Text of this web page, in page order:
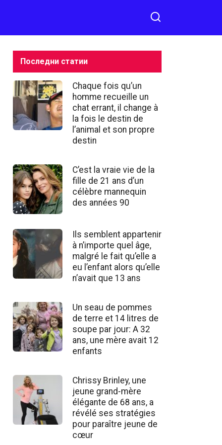
Последни статии
Chaque fois qu’un
homme recueille un
chat errant, il change à
la fois le destin de
l’animal et son propre
destin
C’est la vraie vie de la
fille de 21 ans d’un
célèbre mannequin
des années 90
Ils semblent appartenir
à n’importe quel âge,
malgré le fait qu’elle a
eu l’enfant alors qu’elle
n’avait que 13 ans
Un seau de pommes
de terre et 14 litres de
soupe par jour: A 32
ans, une mère avait 12
enfants
Chrissy Brinley, une
jeune grand-mère
élégante de 68 ans, a
révélé ses stratégies
pour paraître jeune de
cœur
именно неговият мощен
глас беше този, който
наистина впечатли